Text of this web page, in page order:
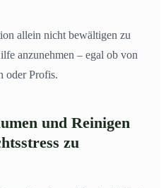
allein nicht bewältigen zu
anzunehmen – egal ob von
oder Profis.
und Reinigen
zu